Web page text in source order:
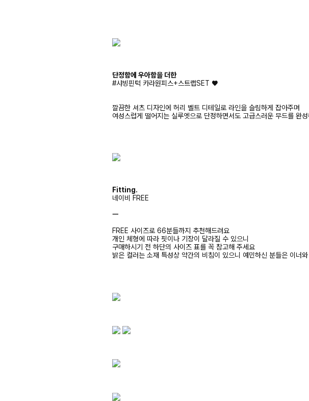
단정함에 우아함을 더한
#샤빙핀턱 카라원피스+스트랩SET ♥
깔끔한 셔츠 디자인에 허리 벨트 디테일로 라인을 슬림하게 잡아주며
여성스럽게 떨어지는 실루엣으로 단정하면서도 고급스러운 무드를 완
Fitting.
네이비 FREE
ㅡ
FREE 사이즈로 66분들까지 추천해드려요
개인 체형에 따라 핏이나 기장이 달라질 수 있으니
구매하시기 전 하단의 사이즈 표를 꼭 참고해 주세요
밝은 컬러는 소재 특성상 약간의 비침이 있으니 예민하신 분들은 이너